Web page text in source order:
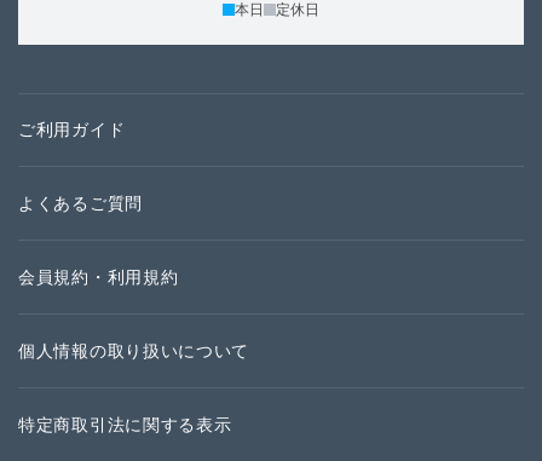
本日 定休日
ご利用ガイド
よくあるご質問
会員規約・利用規約
個人情報の取り扱いについて
特定商取引法に関する表示